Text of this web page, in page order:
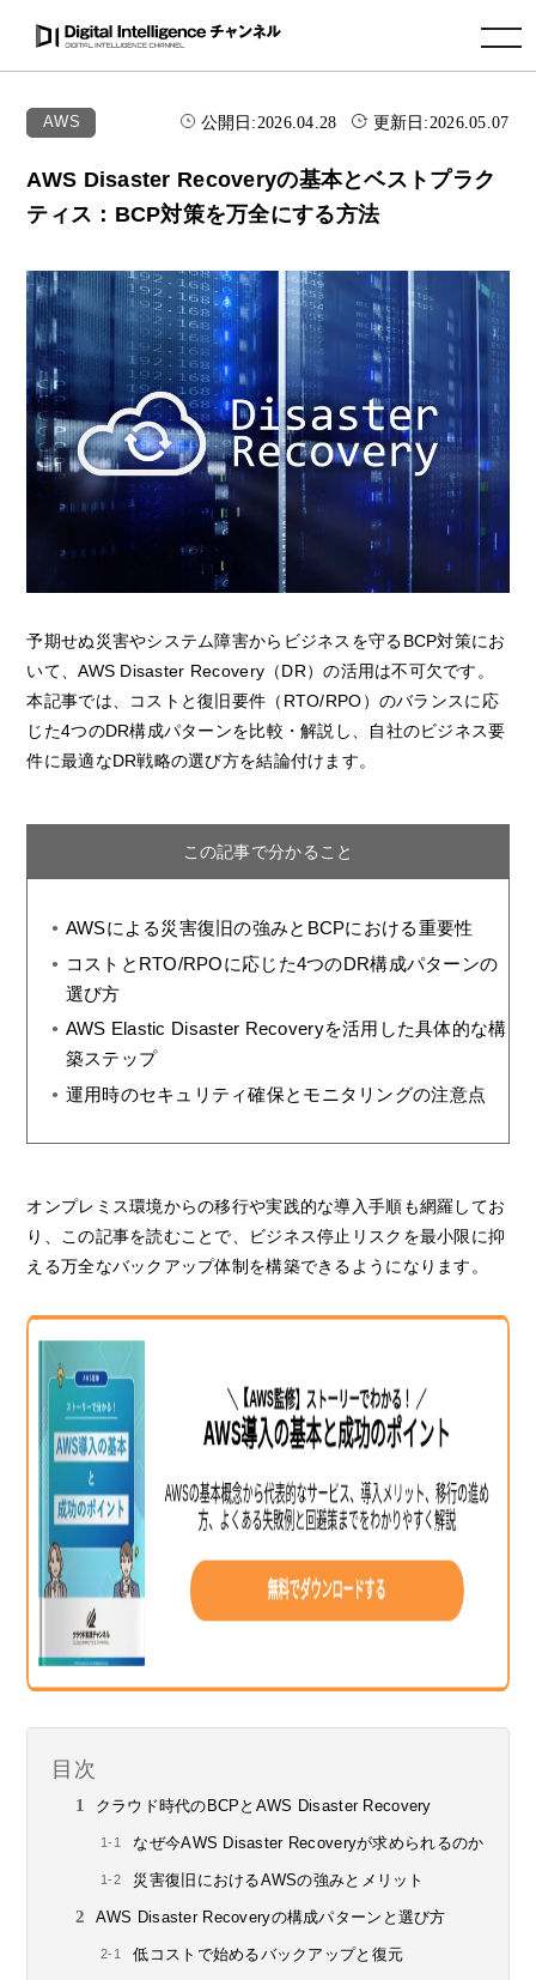
toggle navigation
AWS 公開日:2026.04.28 更新日:2026.05.07
AWS Disaster Recoveryの基本とベストプラク
ティス：BCP対策を万全にする方法
予期せぬ災害やシステム障害からビジネスを守るBCP対策にお
いて、AWS Disaster Recovery（DR）の活用は不可欠です。
本記事では、コストと復旧要件（RTO/RPO）のバランスに応
じた4つのDR構成パターンを比較・解説し、自社のビジネス要
件に最適なDR戦略の選び方を結論付けます。
この記事で分かること
AWSによる災害復旧の強みとBCPにおける重要性
コストとRTO/RPOに応じた4つのDR構成パターンの
選び方
AWS Elastic Disaster Recoveryを活用した具体的な構
築ステップ
運用時のセキュリティ確保とモニタリングの注意点
オンプレミス環境からの移行や実践的な導入手順も網羅してお
り、この記事を読むことで、ビジネス停止リスクを最小限に抑
える万全なバックアップ体制を構築できるようになります。
目次
クラウド時代のBCPとAWS Disaster Recovery
なぜ今AWS Disaster Recoveryが求められるのか
災害復旧におけるAWSの強みとメリット
AWS Disaster Recoveryの構成パターンと選び方
低コストで始めるバックアップと復元